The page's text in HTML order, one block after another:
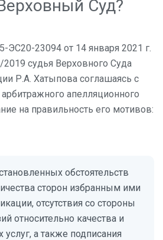
Суд?
23094 от 14 января 2021 г.
судья Верховного Суда
Р.А. Хатыпова соглашаясь с
апелляционного
на правильность его мотивов:
обстоятельств
сторон избранным ими
отсутствия со стороны
относительно качества и
а также подписания